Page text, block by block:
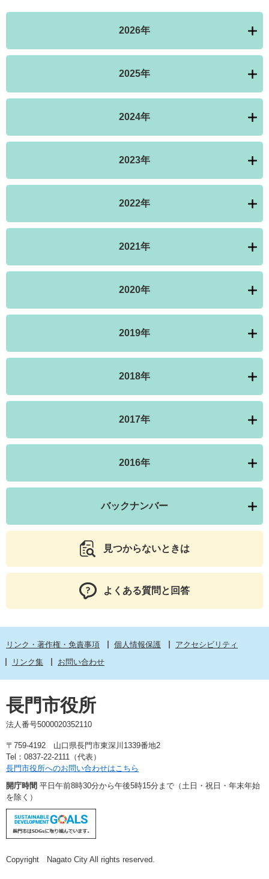
2026年
2025年
2024年
2023年
2022年
2021年
2020年
2019年
2018年
2017年
2016年
バックナンバー
見つからないときは
よくある質問と回答
リンク・著作権・免責事項 個人情報保護
アクセシビリティ
リンク集
お問い合わせ
長門市役所
法人番号5000020352110
〒759-4192 山口県長門市東深川1339番地2
Tel：0837-22-2111（代表）
長門市役所へのお問い合わせはこちら
開庁時間 平日午前8時30分から午後5時15分まで（土日・祝日・年末年始
を除く）
Copyright Nagato City All rights reserved.